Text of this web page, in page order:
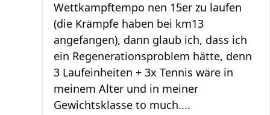
Wettkampftempo nen 15er zu laufen
(die Krämpfe haben bei km13
angefangen), dann glaub ich, dass ich
ein Regenerationsproblem hätte, denn
3 Laufeinheiten + 3x Tennis wäre in
meinem Alter und in meiner
Gewichtsklasse to much....